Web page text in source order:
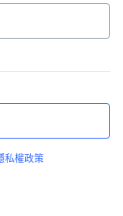
私權政策